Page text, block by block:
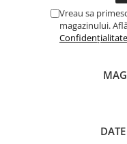
Vreau sa
magazinului.
Confidențialitate